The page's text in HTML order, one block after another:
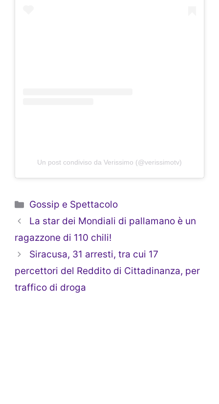
Un post condiviso da Verissimo (@verissimotv)
Categorie
Gossip e Spettacolo
La star dei Mondiali di pallamano è un
ragazzone di 110 chili!
Siracusa, 31 arresti, tra cui 17
percettori del Reddito di Cittadinanza, per
traffico di droga